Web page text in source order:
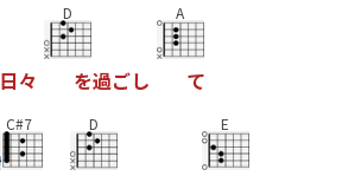
日々
D
を過ごし
A
て
C#7 D E